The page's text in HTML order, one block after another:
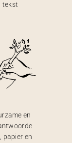
tekst
en
papier en